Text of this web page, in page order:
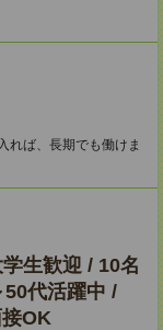
ば、長期でも働けま
生歓迎 / 10名
代活躍中 /
OK